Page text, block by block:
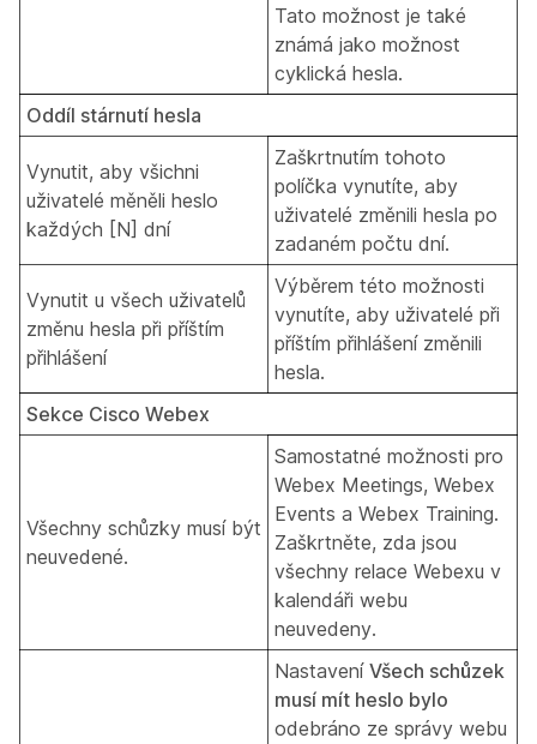
Tato možnost je také
známá jako možnost
cyklická hesla.
Oddíl stárnutí hesla
Vynutit, aby všichni
uživatelé měněli heslo
každých [N] dní
Zaškrtnutím tohoto
políčka vynutíte, aby
uživatelé změnili hesla po
zadaném počtu dní.
Vynutit u všech uživatelů
změnu hesla při příštím
přihlášení
Výběrem této možnosti
vynutíte, aby uživatelé při
příštím přihlášení změnili
hesla.
Sekce Cisco Webex
Všechny schůzky musí být
neuvedené.
Samostatné možnosti pro
Webex Meetings, Webex
Events a Webex Training.
Zaškrtněte, zda jsou
všechny relace Webexu v
kalendáři webu
neuvedeny.
Nastavení Všech schůzek
musí mít heslo bylo
odebráno ze správy webu